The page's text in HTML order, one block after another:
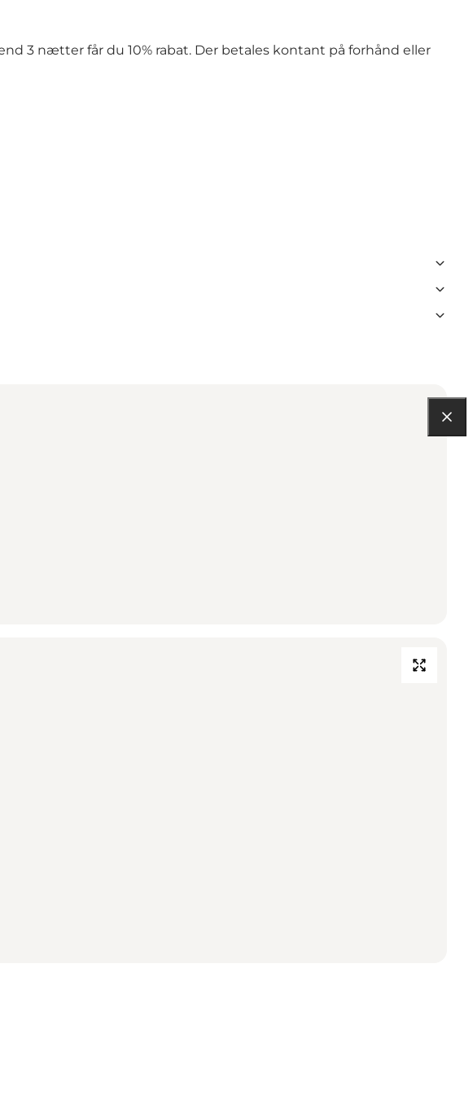
3 nætter får du 10% rabat. Der betales kontant på forhånd eller